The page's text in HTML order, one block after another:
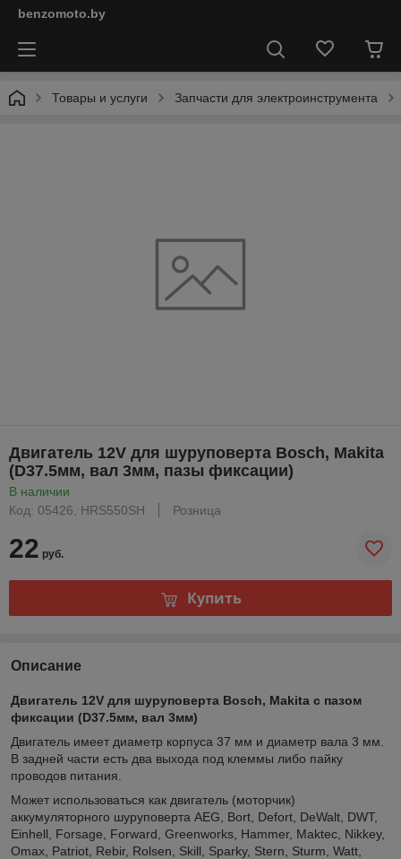
benzomoto.by
Товары и услуги Запчасти для электроинструмента
Двигатель 12V для шуруповерта Bosch, Makita
(D37.5мм, вал 3мм, пазы фиксации)
В наличии
Код: 05426, HRS550SH
Розница
22 руб.
Купить
Описание
Двигатель 12V для шуруповерта Bosch, Makita с пазом
фиксации (D37.5мм, вал 3мм)
Двигатель имеет диаметр корпуса 37 мм и диаметр вала 3 мм.
В задней части есть два выхода под клеммы либо пайку
проводов питания.
Может использоваться как двигатель (моторчик)
аккумуляторного шуруповерта AEG, Bort, Defort, DeWalt, DWT,
Einhell, Forsage, Forward, Greenworks, Hammer, Maktec, Nikkey,
Omax, Patriot, Rebir, Rolsen, Skill, Sparky, Stern, Sturm, Watt,